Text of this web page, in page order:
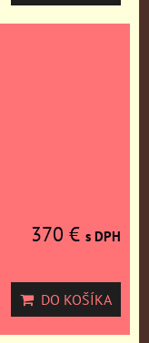
370 € s DPH
DO KOŠÍKA